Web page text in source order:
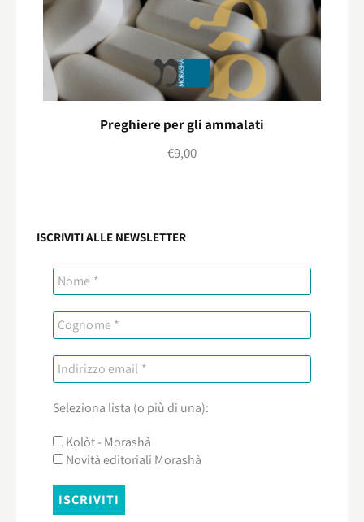
Preghiere per gli ammalati
€9,00
ISCRIVITI ALLE NEWSLETTER
Seleziona lista (o più di una):
Kolòt - Morashà
Novità editoriali Morashà